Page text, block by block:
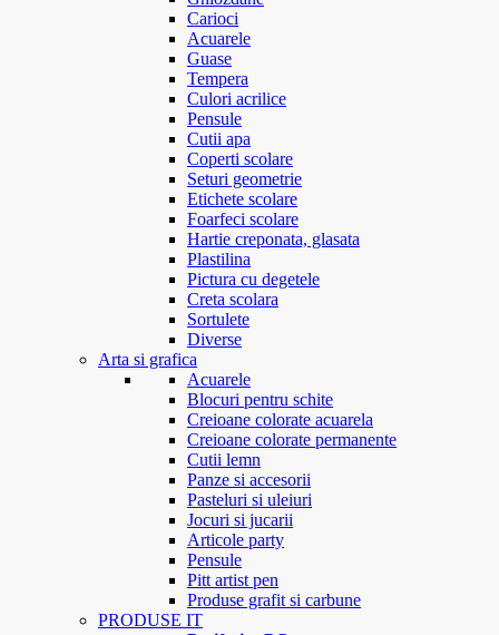
Carioci
Acuarele
Guase
Tempera
Culori acrilice
Pensule
Cutii apa
Coperti scolare
Seturi geometrie
Etichete scolare
Foarfeci scolare
Hartie creponata, glasata
Plastilina
Pictura cu degetele
Creta scolara
Sortulete
Diverse
Arta si grafica
Acuarele
Blocuri pentru schite
Creioane colorate acuarela
Creioane colorate permanente
Cutii lemn
Panze si accesorii
Pasteluri si uleiuri
Jocuri si jucarii
Articole party
Pensule
Pitt artist pen
Produse grafit si carbune
PRODUSE IT